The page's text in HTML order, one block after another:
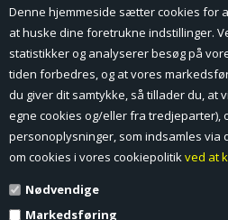
Denne hjemmeside sætter cookies for
at huske dine foretrukne indstillinger.
statistikker og analyserer besøg på
tiden forbedres, og at vores
du giver dit samtykke, så tillader du, at
egne cookies og/eller fra tredjeparter),
personoplysninger, som indsamles via
om cookies i vores cookiepolitikved at
Nødvendige
Markedsføring
Min Konto
Nyheder
Vilkår og betingelser
Profil
Erhverv log ind (B2B)